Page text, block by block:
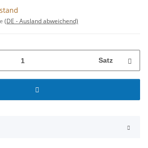
(DE - Ausland abweichend)
Satz